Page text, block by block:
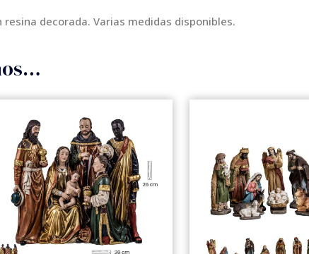
decorada. Varias medidas disponibles.